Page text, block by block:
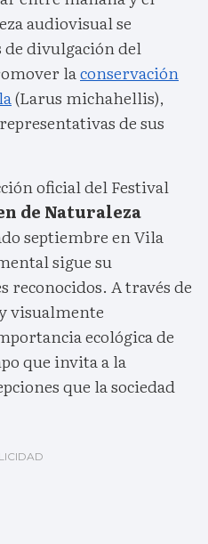
audiovisual se
de divulgación del
laconservación
(Larus michahellis),
de sus
oficial del Festival
de Naturaleza
septiembre en Vila
sigue su
A través de
visualmente
ecológica de
que invita a la
que la sociedad